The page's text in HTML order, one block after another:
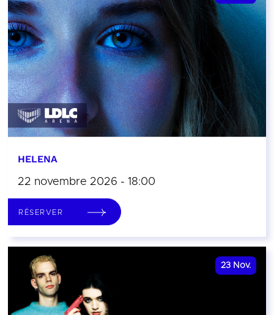
HELENA
22 novembre 2026 - 18:00
RÉSERVER
23 Nov.